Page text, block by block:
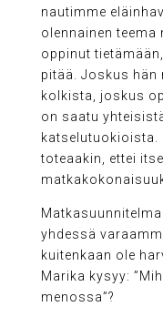
nautimme
olennainen
oppinut
pitää. Joskus hän
kolkista, joskus
on saatu
katselutuokioista.
toteaakin, ettei
yhdessä
kuitenkaan ole
Marika kysyy:
menossa”?